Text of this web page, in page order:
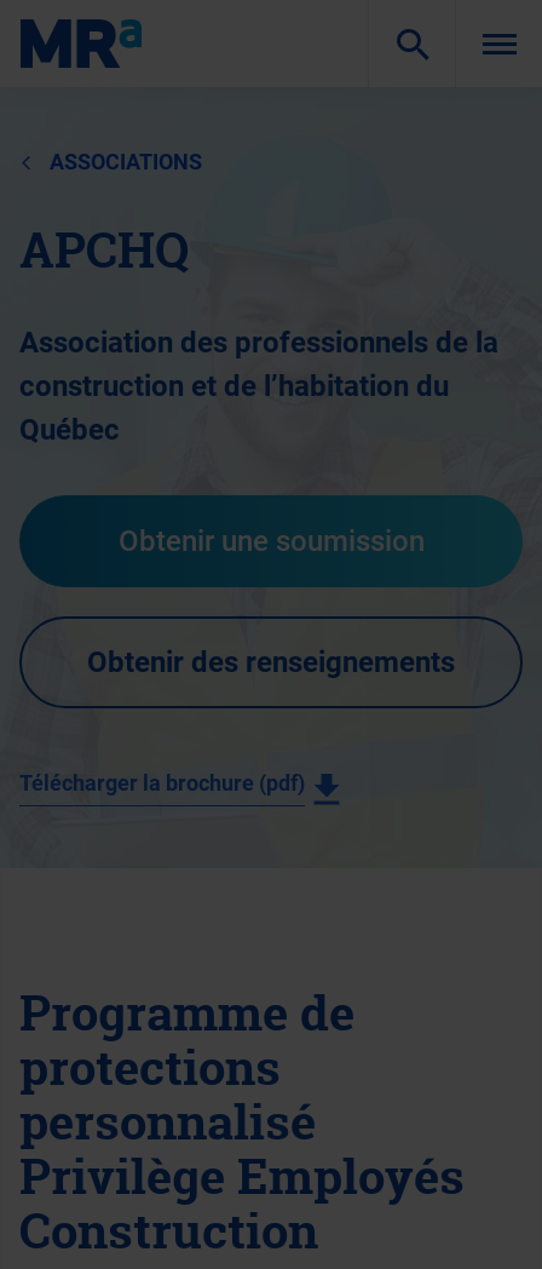
ASSOCIATIONS
APCHQ
Association des professionnels de la
construction et de l’habitation du
Québec
Obtenir une soumission
Obtenir des renseignements
Télécharger la brochure (pdf)
Programme de
protections
personnalisé
Privilège Employés
Construction